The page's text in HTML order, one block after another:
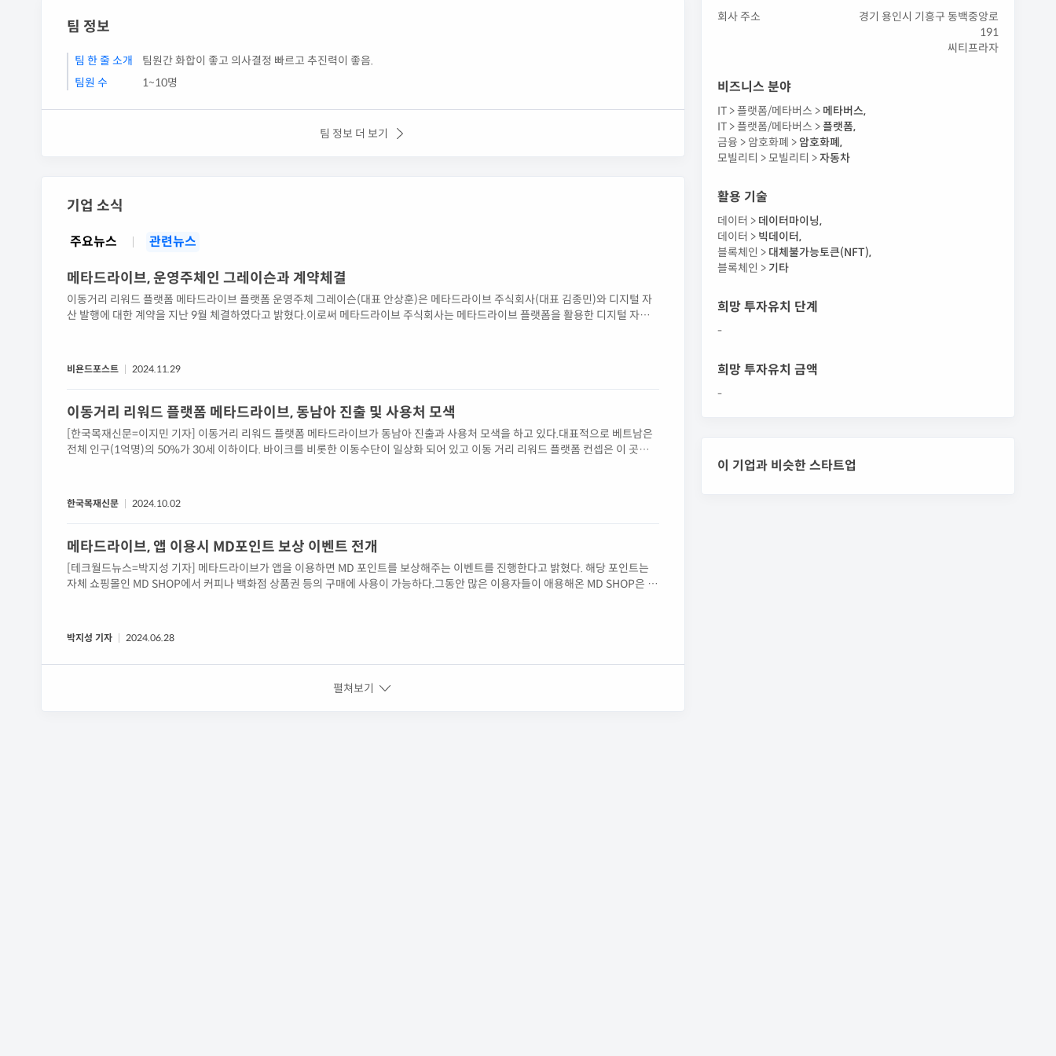
팀 정보
팀 한 줄 소개
팀원간 화합이 좋고 의사결정 빠르고 추진력이 좋음.
팀원 수
1~10명
팀 정보 더 보기
기업 소식
주요뉴스 관련뉴스
메타드라이브, 운영주체인 그레이슨과 계약체결
이동거리 리워드 플랫폼 메타드라이브 플랫폼 운영주체 그레이슨(대표 안상훈)은 메타드라이브 주식회사(대표 김종민)와 디지털 자
산 발행에 대한 계약을 지난 9월 체결하였다고 밝혔다.이로써 메타드라이브 주식회사는 메타드라이브 플랫폼을 활용한 디지털 자산
비욘드포스트 2024.11.29
이동거리 리워드 플랫폼 메타드라이브, 동남아 진출 및 사용처 모색
[한국목재신문=이지민 기자] 이동거리 리워드 플랫폼 메타드라이브가 동남아 진출과 사용처 모색을 하고 있다.대표적으로 베트남은
전체 인구(1억명)의 50%가 30세 이하이다. 바이크를 비롯한 이동수단이 일상화 되어 있고 이동 거리 리워드 플랫폼 컨셉은 이 곳의
한국목재신문 2024.10.02
메타드라이브, 앱 이용시 MD포인트 보상 이벤트 전개
[테크월드뉴스=박지성 기자] 메타드라이브가 앱을 이용하면 MD 포인트를 보상해주는 이벤트를 진행한다고 밝혔다. 해당 포인트는
자체 쇼핑몰인 MD SHOP에서 커피나 백화점 상품권 등의 구매에 사용이 가능하다.그동안 많은 이용자들이 애용해온 MD SHOP은 현
박지성 기자 2024.06.28
펼쳐보기
회사 주소
경기 용인시 기흥구 동백중앙로
191
씨티프라자
비즈니스 분야
IT >플랫폼/메타버스 > 메타버스,
IT >플랫폼/메타버스 >플랫폼,
금융 > 암호화폐 > 암호화폐,
모빌리티 > 모빌리티 >자동차
활용 기술
데이터 > 데이터마이닝,
데이터 > 빅데이터,
블록체인 > 대체불가능토큰(NFT),
블록체인 > 기타
희망 투자유치 단계
-
희망 투자유치 금액
-
이 기업과 비슷한 스타트업